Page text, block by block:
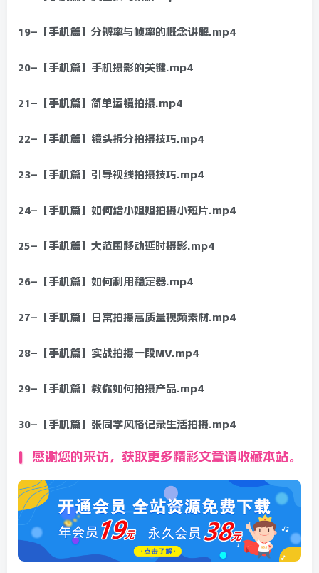
19–【手机篇】分辨率与帧率的概念讲解.mp4
20–【手机篇】手机摄影的关键.mp4
21–【手机篇】简单运镜拍摄.mp4
22–【手机篇】镜头拆分拍摄技巧.mp4
23–【手机篇】引导视线拍摄技巧.mp4
24–【手机篇】如何给小姐姐拍摄小短片.mp4
25–【手机篇】大范围移动延时摄影.mp4
26–【手机篇】如何利用稳定器.mp4
27–【手机篇】日常拍摄高质量视频素材.mp4
28–【手机篇】实战拍摄一段MV.mp4
29–【手机篇】教你如何拍摄产品.mp4
30–【手机篇】张同学风格记录生活拍摄.mp4
感谢您的来访，获取更多精彩文章请收藏本站。